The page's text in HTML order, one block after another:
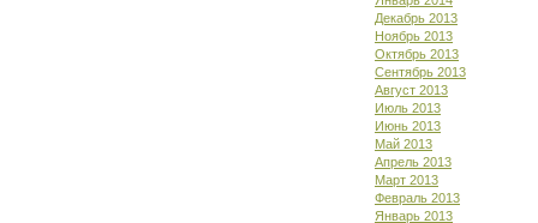
Декабрь 2013
Ноябрь 2013
Октябрь 2013
Сентябрь 2013
Август 2013
Июль 2013
Июнь 2013
Май 2013
Апрель 2013
Март 2013
Февраль 2013
Январь 2013